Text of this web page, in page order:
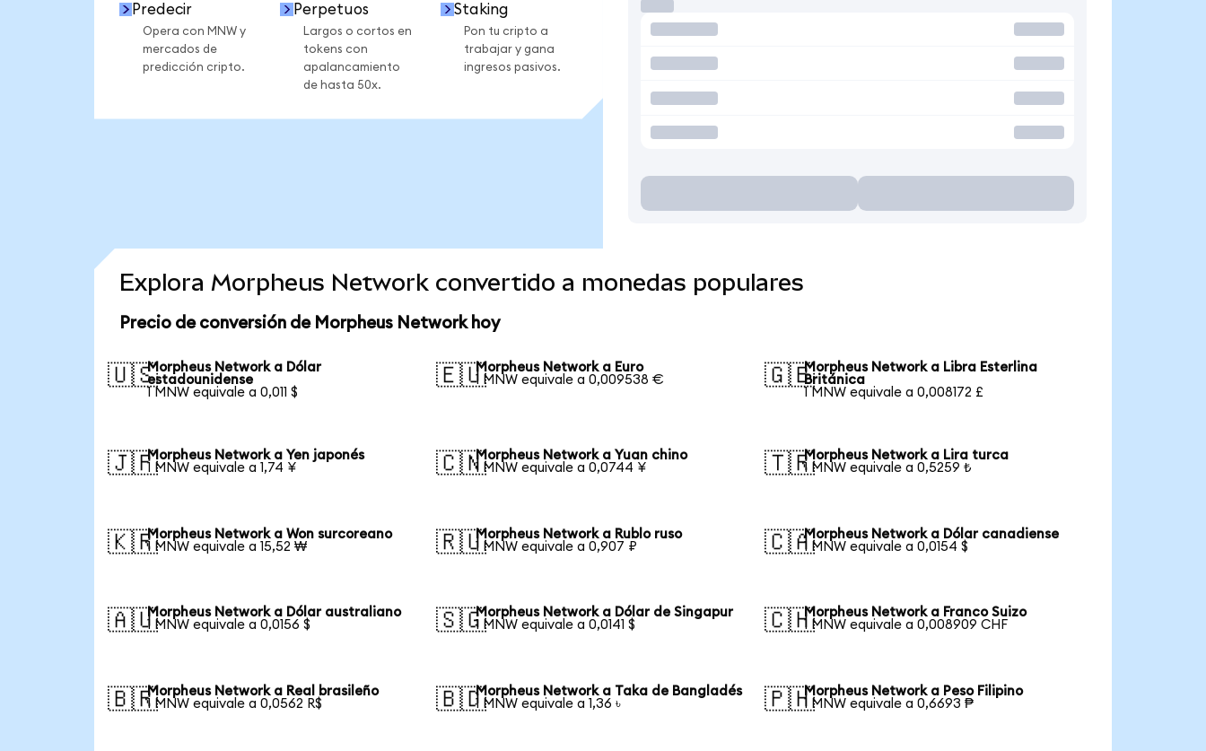
Predecir
Opera con MNW y
mercados de
predicción cripto.
Perpetuos
Largos o cortos en
tokens con
apalancamiento
de hasta 50x.
Staking
Pon tu cripto a
trabajar y gana
ingresos pasivos.
Explora Morpheus Network convertido a monedas populares
Precio de conversión de Morpheus Network hoy
🇺🇸Morpheus Network a Dólar
estadounidense
1 MNW equivale a 0,011 $
🇪🇺Morpheus Network a Euro
1 MNW equivale a 0,009538 €
🇬🇧Morpheus Network a Libra Esterlina
Británica
1 MNW equivale a 0,008172 £
🇯🇵Morpheus Network a Yen japonés
1 MNW equivale a 1,74 ¥
🇨🇳Morpheus Network a Yuan chino
1 MNW equivale a 0,0744 ¥
🇹🇷Morpheus Network a Lira turca
1 MNW equivale a 0,5259 ₺
🇰🇷Morpheus Network a Won surcoreano
1 MNW equivale a 15,52 ₩
🇷🇺Morpheus Network a Rublo ruso
1 MNW equivale a 0,907 ₽
🇨🇦Morpheus Network a Dólar canadiense
1 MNW equivale a 0,0154 $
🇦🇺Morpheus Network a Dólar australiano
1 MNW equivale a 0,0156 $
🇸🇬Morpheus Network a Dólar de Singapur
1 MNW equivale a 0,0141 $
🇨🇭Morpheus Network a Franco Suizo
1 MNW equivale a 0,008909 CHF
🇧🇷Morpheus Network a Real brasileño
1 MNW equivale a 0,0562 R$
🇧🇩Morpheus Network a Taka de Bangladés
1 MNW equivale a 1,36 ৳
🇵🇭Morpheus Network a Peso Filipino
1 MNW equivale a 0,6693 ₱